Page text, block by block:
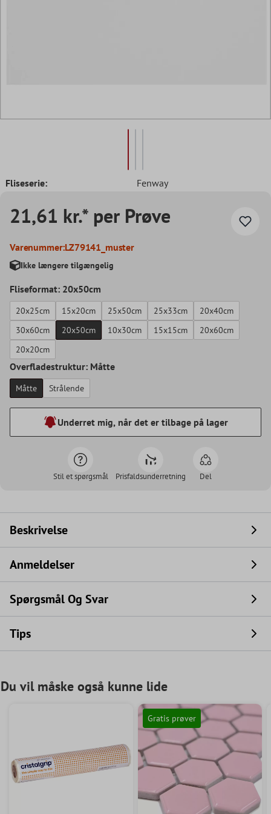
Fliseserie: Fenway
21,61 kr.* per Prøve
Varenummer:LZ79141_muster
Ikke længere tilgængelig
Fliseformat: 20x50cm
20x25cm 15x20cm 25x50cm 25x33cm
20x40cm
30x60cm
20x50cm 10x30cm 15x15cm
20x60cm
20x20cm
Overfladestruktur: Måtte
Måtte Strålende
Underret mig, når det er tilbage på lager
Stil et spørgsmål Prisfaldsunderretning Del
Beskrivelse
Anmeldelser
Spørgsmål Og Svar
Tips
Du vil måske også kunne lide
Gratis prøver